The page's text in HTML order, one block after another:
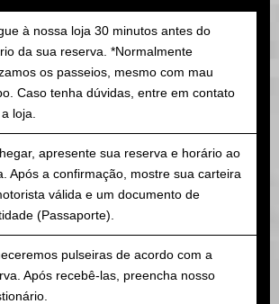
à nossa loja 30 minutos antes do
da sua reserva. *Normalmente
os passeios, mesmo com mau
Caso tenha dúvidas, entre em contato
loja.
apresente sua reserva e horário ao
Após a confirmação, mostre sua carteira
válida e um documento de
(Passaporte).
pulseiras de acordo com a
Após recebê-las, preencha nosso